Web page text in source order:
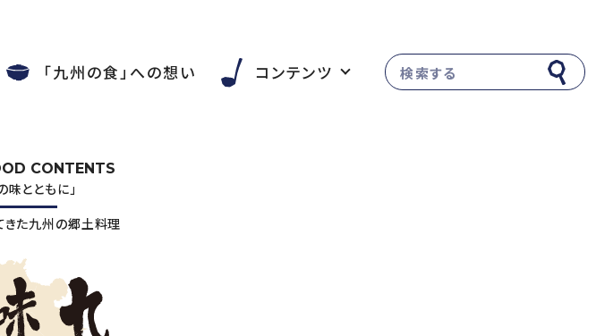
「九州の食」への想い コンテンツ
CONTENTS
味とともに」
きた九州の郷土料理